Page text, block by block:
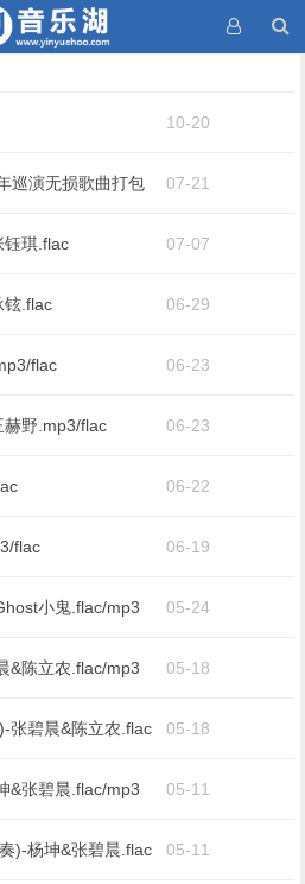
10-20
巡演无损歌曲打包 07-21
钰琪.flac 07-07
铉.flac 06-29
flac 06-23
赫野.mp3/flac 06-23
06-22
flac 06-19
小鬼.flac/mp3 05-24
&陈立农.flac/mp3 05-18
张碧晨&陈立农.flac 05-18
&张碧晨.flac/mp3 05-11
)-杨坤&张碧晨.flac 05-11